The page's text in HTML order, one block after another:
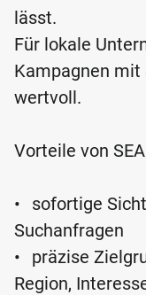
lässt.
Für lokale
Kampagnen
wertvoll.
Vorteile von
•
sofortige
Suchanfragen
•
präzise
Region,